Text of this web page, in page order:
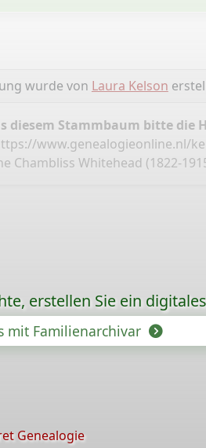
wurde von Laura Kelson
diesem Stammbaum bitte die
www.genealogieonline.nl/
Chambliss Whitehead (1822-
erstellen Sie ein
mit Familienarchivar
Genealogie